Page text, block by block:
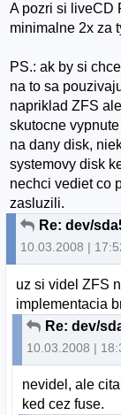
A pozri si liveCD
minimalne 2x za
PS.: ak by si
na to sa
napriklad ZFS
skutocne
na dany disk,
systemovy disk
nechci vediet co
zasluzili.
Re: dev/
10.03.2008 |
uz si videl ZFS
implementacia
Re: dev/
10.03.2008 |
nevidel, ale
ked cez fuse.